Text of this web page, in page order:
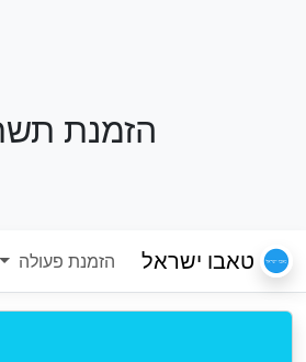
הזמנת
טאבו ישראל הזמנת פעולה